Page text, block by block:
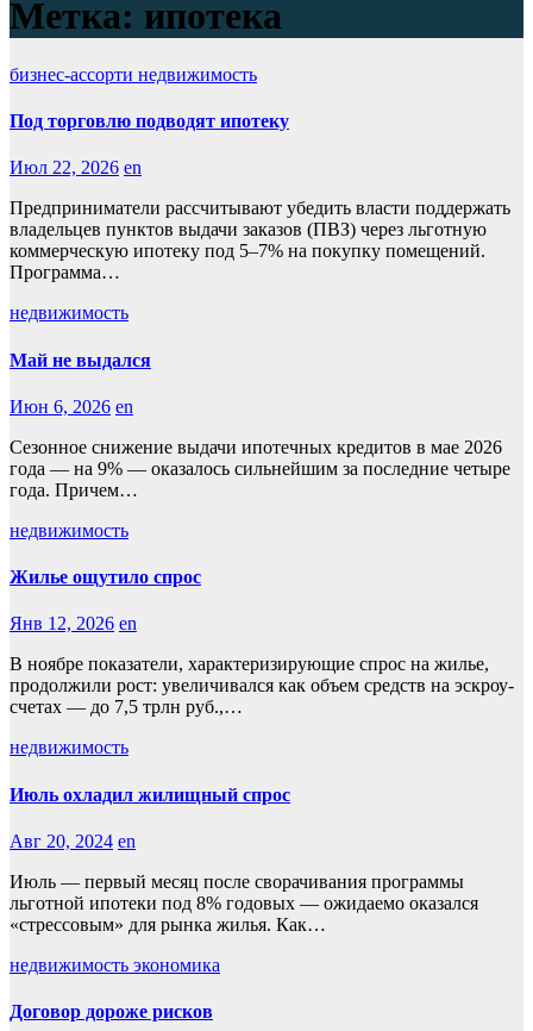
Метка: ипотека
бизнес-ассорти недвижимость
Под торговлю подводят ипотеку
Июл 22, 2026 en
Предприниматели рассчитывают убедить власти поддержать
владельцев пунктов выдачи заказов (ПВЗ) через льготную
коммерческую ипотеку под 5–7% на покупку помещений.
Программа…
недвижимость
Май не выдался
Июн 6, 2026 en
Сезонное снижение выдачи ипотечных кредитов в мае 2026
года — на 9% — оказалось сильнейшим за последние четыре
года. Причем…
недвижимость
Жилье ощутило спрос
Янв 12, 2026 en
В ноябре показатели, характеризирующие спрос на жилье,
продолжили рост: увеличивался как объем средств на эскроу-
счетах — до 7,5 трлн руб.,…
недвижимость
Июль охладил жилищный спрос
Авг 20, 2024 en
Июль — первый месяц после сворачивания программы
льготной ипотеки под 8% годовых — ожидаемо оказался
«стрессовым» для рынка жилья. Как…
недвижимость экономика
Договор дороже рисков